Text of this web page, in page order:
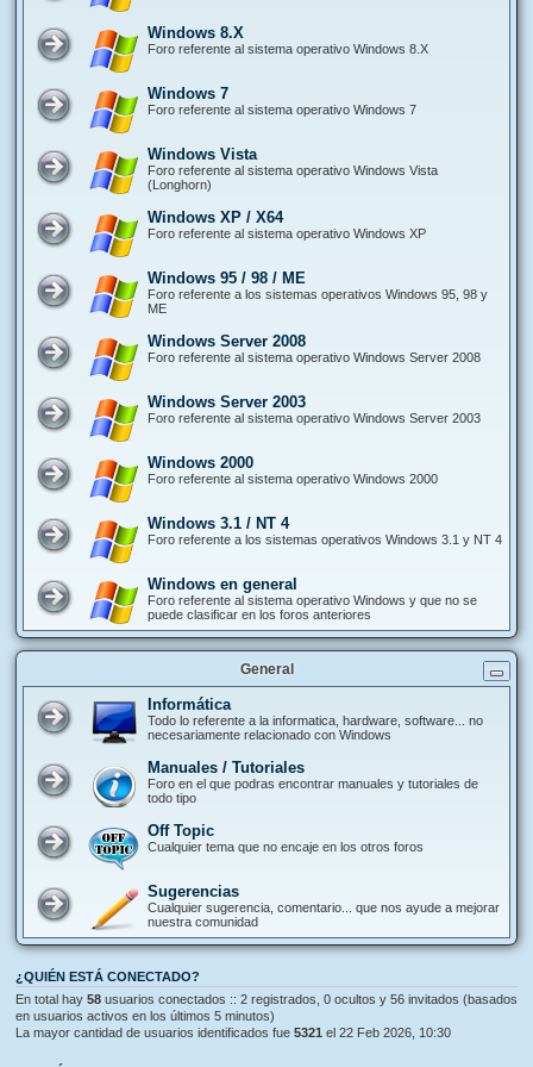
Windows 8.X
Foro referente al sistema operativo Windows 8.X
Windows 7
Foro referente al sistema operativo Windows 7
Windows Vista
Foro referente al sistema operativo Windows Vista
(Longhorn)
Windows XP / X64
Foro referente al sistema operativo Windows XP
Windows 95 / 98 / ME
Foro referente a los sistemas operativos Windows 95, 98 y
ME
Windows Server 2008
Foro referente al sistema operativo Windows Server 2008
Windows Server 2003
Foro referente al sistema operativo Windows Server 2003
Windows 2000
Foro referente al sistema operativo Windows 2000
Windows 3.1 / NT 4
Foro referente a los sistemas operativos Windows 3.1 y NT 4
Windows en general
Foro referente al sistema operativo Windows y que no se
puede clasificar en los foros anteriores
General
Informática
Todo lo referente a la informatica, hardware, software... no
necesariamente relacionado con Windows
Manuales / Tutoriales
Foro en el que podras encontrar manuales y tutoriales de
todo tipo
Off Topic
Cualquier tema que no encaje en los otros foros
Sugerencias
Cualquier sugerencia, comentario... que nos ayude a mejorar
nuestra comunidad
¿QUIÉN ESTÁ CONECTADO?
En total hay 58 usuarios conectados :: 2 registrados, 0 ocultos y 56 invitados (basados
en usuarios activos en los últimos 5 minutos)
La mayor cantidad de usuarios identificados fue 5321 el 22 Feb 2026, 10:30